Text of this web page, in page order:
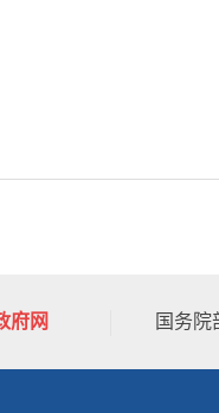
府网 国务院